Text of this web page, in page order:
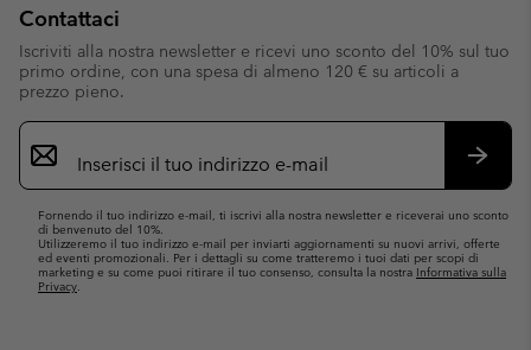
Contattaci
Iscriviti alla nostra newsletter e ricevi uno sconto del 10% sul tuo
primo ordine, con una spesa di almeno 120 € su articoli a
prezzo pieno.
Iscrizione
e-
mail
Fornendo il tuo indirizzo e-mail, ti iscrivi alla nostra newsletter e riceverai uno sconto
di benvenuto del 10%.
Utilizzeremo il tuo indirizzo e-mail per inviarti aggiornamenti su nuovi arrivi, offerte
ed eventi promozionali. Per i dettagli su come tratteremo i tuoi dati per scopi di
marketing e su come puoi ritirare il tuo consenso, consulta la nostra Informativa sulla
Privacy.